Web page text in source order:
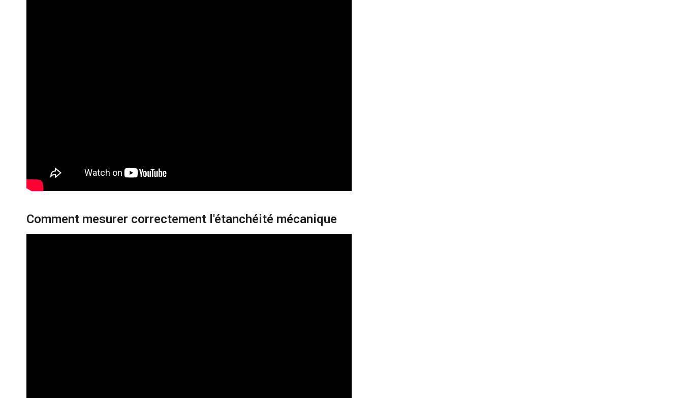
Comment mesurer correctement l'étanchéité mécanique